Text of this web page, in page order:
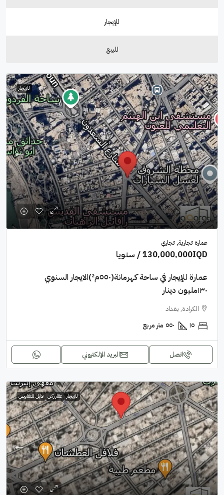
للإيجار
للبيع
للإيجار
عمارة تجارية, تجاري
130,000,000IQD/ سنويا
عمارة للإيجار في ساحة كهرمانة(٥٥٠م²)الايجار السنوي
١٣٠مليون دينار
الكرادة, بغداد
١٥ ٥٥٠ متر مربع
اتصل البريد الإلكتروني
للإيجار عقار ركن قابل للتفاوض